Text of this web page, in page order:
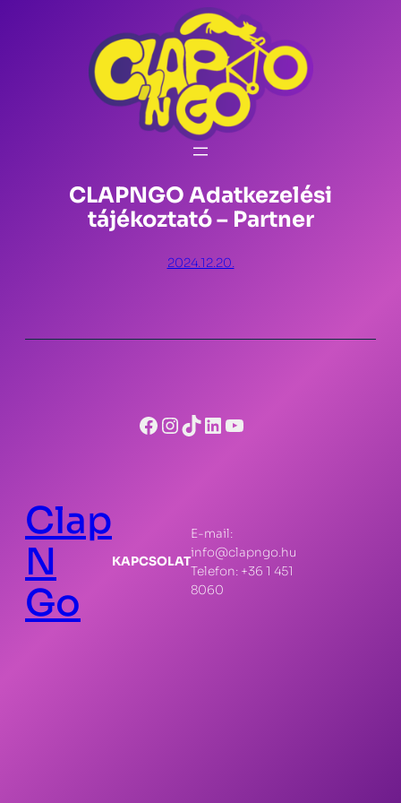
CLAPNGO Adatkezelési
tájékoztató – Partner
2024.12.20.
Facebook
Instagram
TikTok
LinkedIn
YouTube
Clap
N
Go
KAPCSOLAT
E-mail:
info@clapngo.hu
Telefon: +36 1 451
8060